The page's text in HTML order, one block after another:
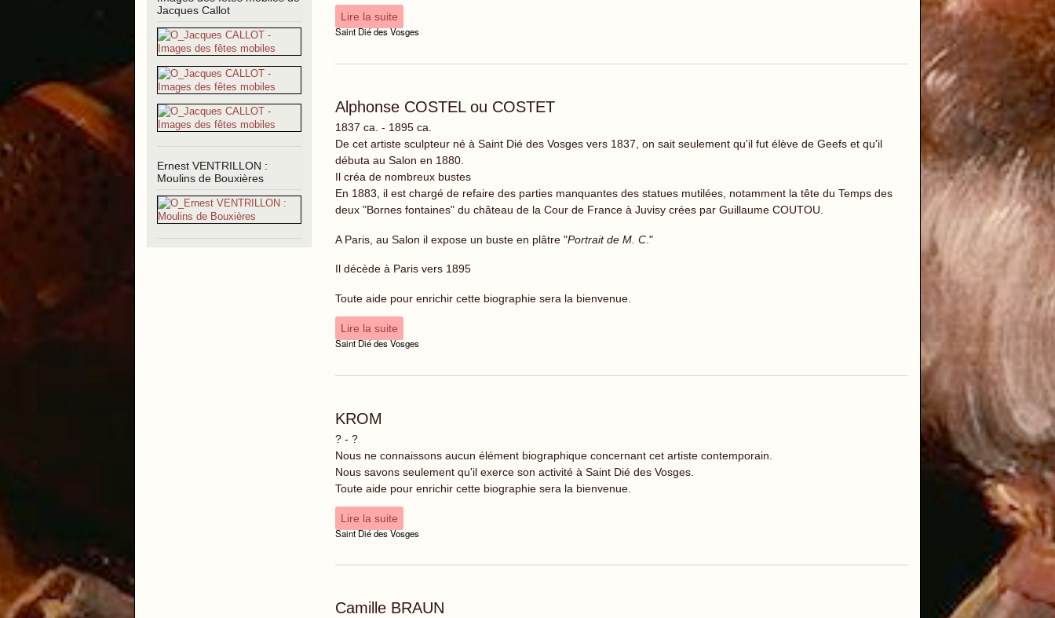
Jacques Callot
Ernest VENTRILLON :
Moulins de Bouxières
Lire la suite
Saint Dié des Vosges
Alphonse COSTEL ou COSTET
1837 ca. - 1895 ca.
De cet artiste sculpteur né à Saint Dié des Vosges vers 1837, on sait seulement qu'il fut élève de Geefs et qu'il
débuta au Salon en 1880.
Il créa de nombreux bustes
En 1883, il est chargé de refaire des parties manquantes des statues mutilées, notamment la tête du Temps des
deux "Bornes fontaines" du château de la Cour de France à Juvisy crées par Guillaume COUTOU.
A Paris, au Salon il expose un buste en plâtre "Portrait de M. C ."
Il décède à Paris vers 1895
Toute aide pour enrichir cette biographie sera la bienvenue.
Lire la suite
Saint Dié des Vosges
KROM
? - ?
Nous ne connaissons aucun élément biographique concernant cet artiste contemporain.
Nous savons seulement qu'il exerce son activité à Saint Dié des Vosges.
Toute aide pour enrichir cette biographie sera la bienvenue.
Lire la suite
Saint Dié des Vosges
Camille BRAUN